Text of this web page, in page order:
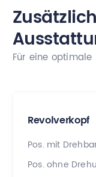
Für eine optimale
Revolverkopf
Pos. mit
Pos. ohne